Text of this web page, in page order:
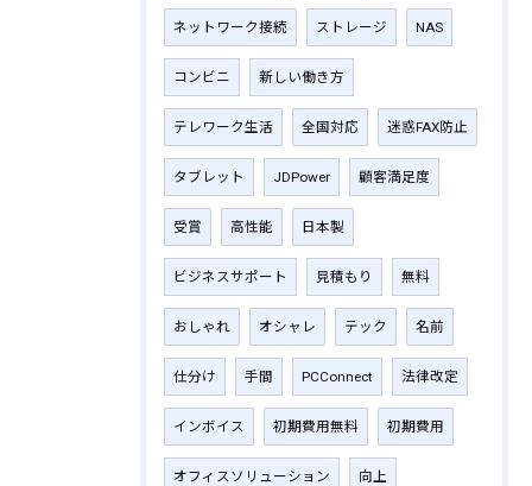
ネットワーク接続 ストレージ NAS
コンビニ 新しい働き方
テレワーク生活 全国対応 迷惑FAX防止
タブレット JDPower 顧客満足度
受賞 高性能 日本製
ビジネスサポート 見積もり 無料
おしゃれ オシャレ テック 名前
仕分け 手間 PCConnect 法律改定
インボイス 初期費用無料 初期費用
オフィスソリューション 向上